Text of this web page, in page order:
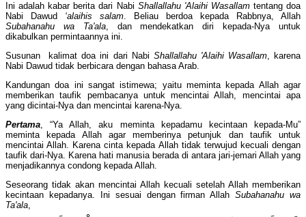
Ini adalah kabar berita dari Nabi Shallallahu 'Alaihi Wasallamtentang doa
Nabi Dawud ‘alaihis salam. Beliau berdoa kepada Rabbnya, Allah
Subahanahu wa Ta'ala, dan mendekatkan diri kepada-Nya untuk
dikabulkan permintaannya ini.
Susunan kalimat doa ini dari Nabi Shallallahu 'Alaihi Wasallam, karena
Nabi Dawud tidak berbicara dengan bahasa Arab.
Kandungan doa ini sangat istimewa; yaitu meminta kepada Allah agar
memberikan taufik pembacanya untuk mencintai Allah, mencintai apa
yang dicintai-Nya dan mencintai karena-Nya.
Pertama, “Ya Allah, aku meminta kepadamu kecintaan kepada-Mu”
meminta kepada Allah agar memberinya petunjuk dan taufik untuk
mencintai Allah. Karena cinta kepada Allah tidak terwujud kecuali dengan
taufik dari-Nya. Karena hati manusia berada di antara jari-jemari Allah yang
menjadikannya condong kepada Allah.
Seseorang tidak akan mencintai Allah kecuali setelah Allah memberikan
kecintaan kepadanya. Ini sesuai dengan firman AllahSubahanahu wa
Ta'ala,